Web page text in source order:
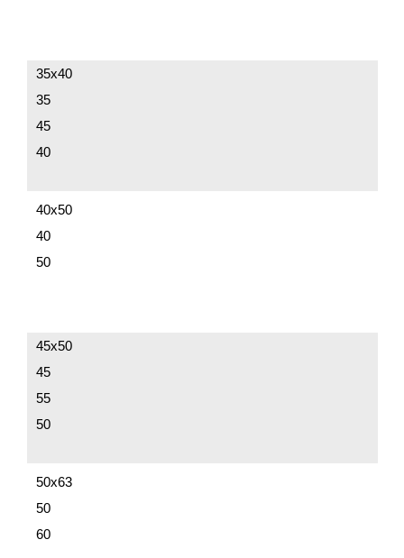
35х40
35
45
40
40х50
40
50
45х50
45
55
50
50х63
50
60